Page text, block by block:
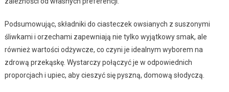
Podsumowując, składniki do ciasteczek owsianych z suszonymi
śliwkami i orzechami zapewniają nie tylko wyjątkowy smak, ale
również wartości odżywcze, co czyni je idealnym wyborem na
zdrową przekąskę. Wystarczy połączyć je w odpowiednich
proporcjach i upiec, aby cieszyć się pyszną, domową słodyczą.